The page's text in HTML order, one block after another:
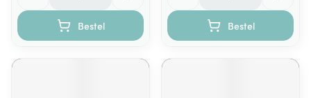
Bestel Bestel